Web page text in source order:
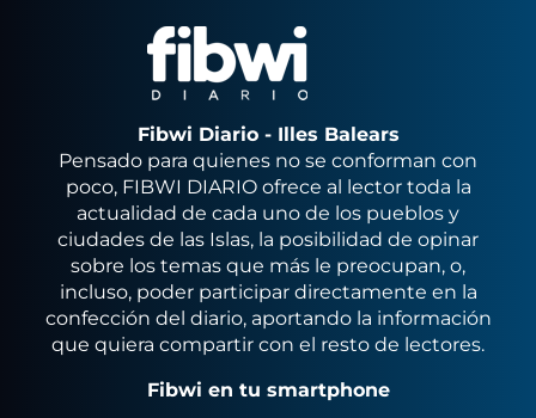
Fibwi Diario - Illes Balears
Pensado para quienes no se conforman con
poco, FIBWI DIARIO ofrece al lector toda la
actualidad de cada uno de los pueblos y
ciudades de las Islas, la posibilidad de opinar
sobre los temas que más le preocupan, o,
incluso, poder participar directamente en la
confección del diario, aportando la información
que quiera compartir con el resto de lectores.
Fibwi en tu smartphone